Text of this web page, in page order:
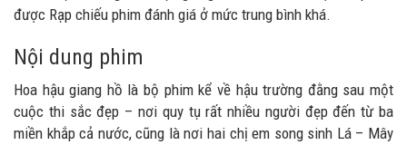
được Rạp chiếu phim đánh giá ở mức trung bình khá.
Nội dung phim
Hoa hậu giang hồ là bộ phim kể về hậu trường đằng sau một
cuộc thi sắc đẹp – nơi quy tụ rất nhiều người đẹp đến từ ba
miền khắp cả nước, cũng là nơi hai chị em song sinh Lá – Mây